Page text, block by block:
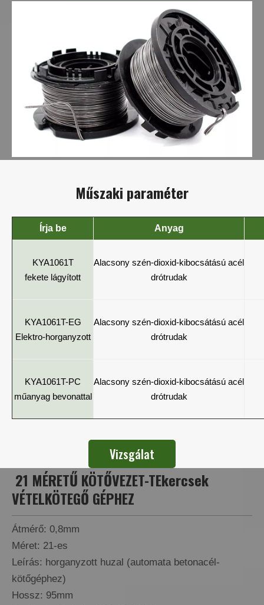
Műszaki paraméter
Írja be Anyag
KYA1061T
fekete lágyított
Alacsony szén-dioxid-kibocsátású acél
drótrudak
KYA1061T-EG
Elektro-horganyzott
Alacsony szén-dioxid-kibocsátású acél
drótrudak
KYA1061T-PC
műanyag bevonattal
Alacsony szén-dioxid-kibocsátású acél
drótrudak
Vizsgálat
21 MÉRETŰ KÖTŐVEZET-TEkercsek
VÉTELKÖTEGŐ GÉPHEZ
Átmérő: 0,8mm
Méret: 21-es
Leírás: horganyzott huzal (automata betonacél-
kötőgéphez)
Hossz: 95mm